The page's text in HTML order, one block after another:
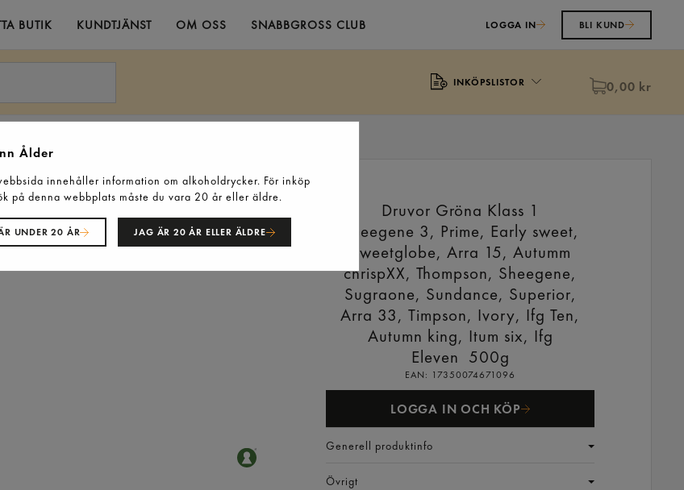
BUTIK KUNDTJÄNST OM OSS SNABBGROSS CLUB LOGGA IN BLI KUND
INKÖPSLISTOR 0,00 kr
Druvor Gröna Klass 1
Sheegene 3, Prime, Early sweet,
Sweetglobe, Arra 15, Autumm
chrispXX, Thompson, Sheegene,
Sugraone, Sundance, Superior,
Arra 33, Timpson, Ivory, Ifg Ten,
Autumn king, Itum six, Ifg
Eleven 500g
EAN: 17350074671096
LOGGA IN OCH KÖP
Generell produktinfo
Övrigt
Ålder
innehåller information om alkoholdrycker. För inköp
på denna webbplats måste du vara 20 år eller äldre.
UNDER 20 ÅR JAG ÄR 20 ÅR ELLER ÄLDRE